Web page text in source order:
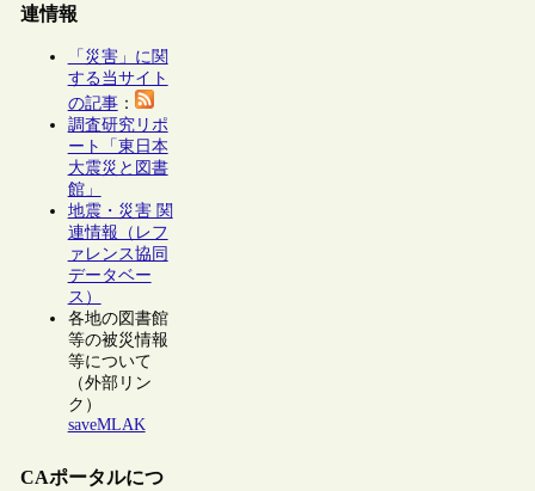
連情報
「災害」に関
する当サイト
の記事：
調査研究リポ
ート「東日本
大震災と図書
館」
地震・災害 関
連情報（レフ
ァレンス協同
データベー
ス）
各地の図書館
等の被災情報
等について
（外部リン
ク）
saveMLAK
CAポータルにつ